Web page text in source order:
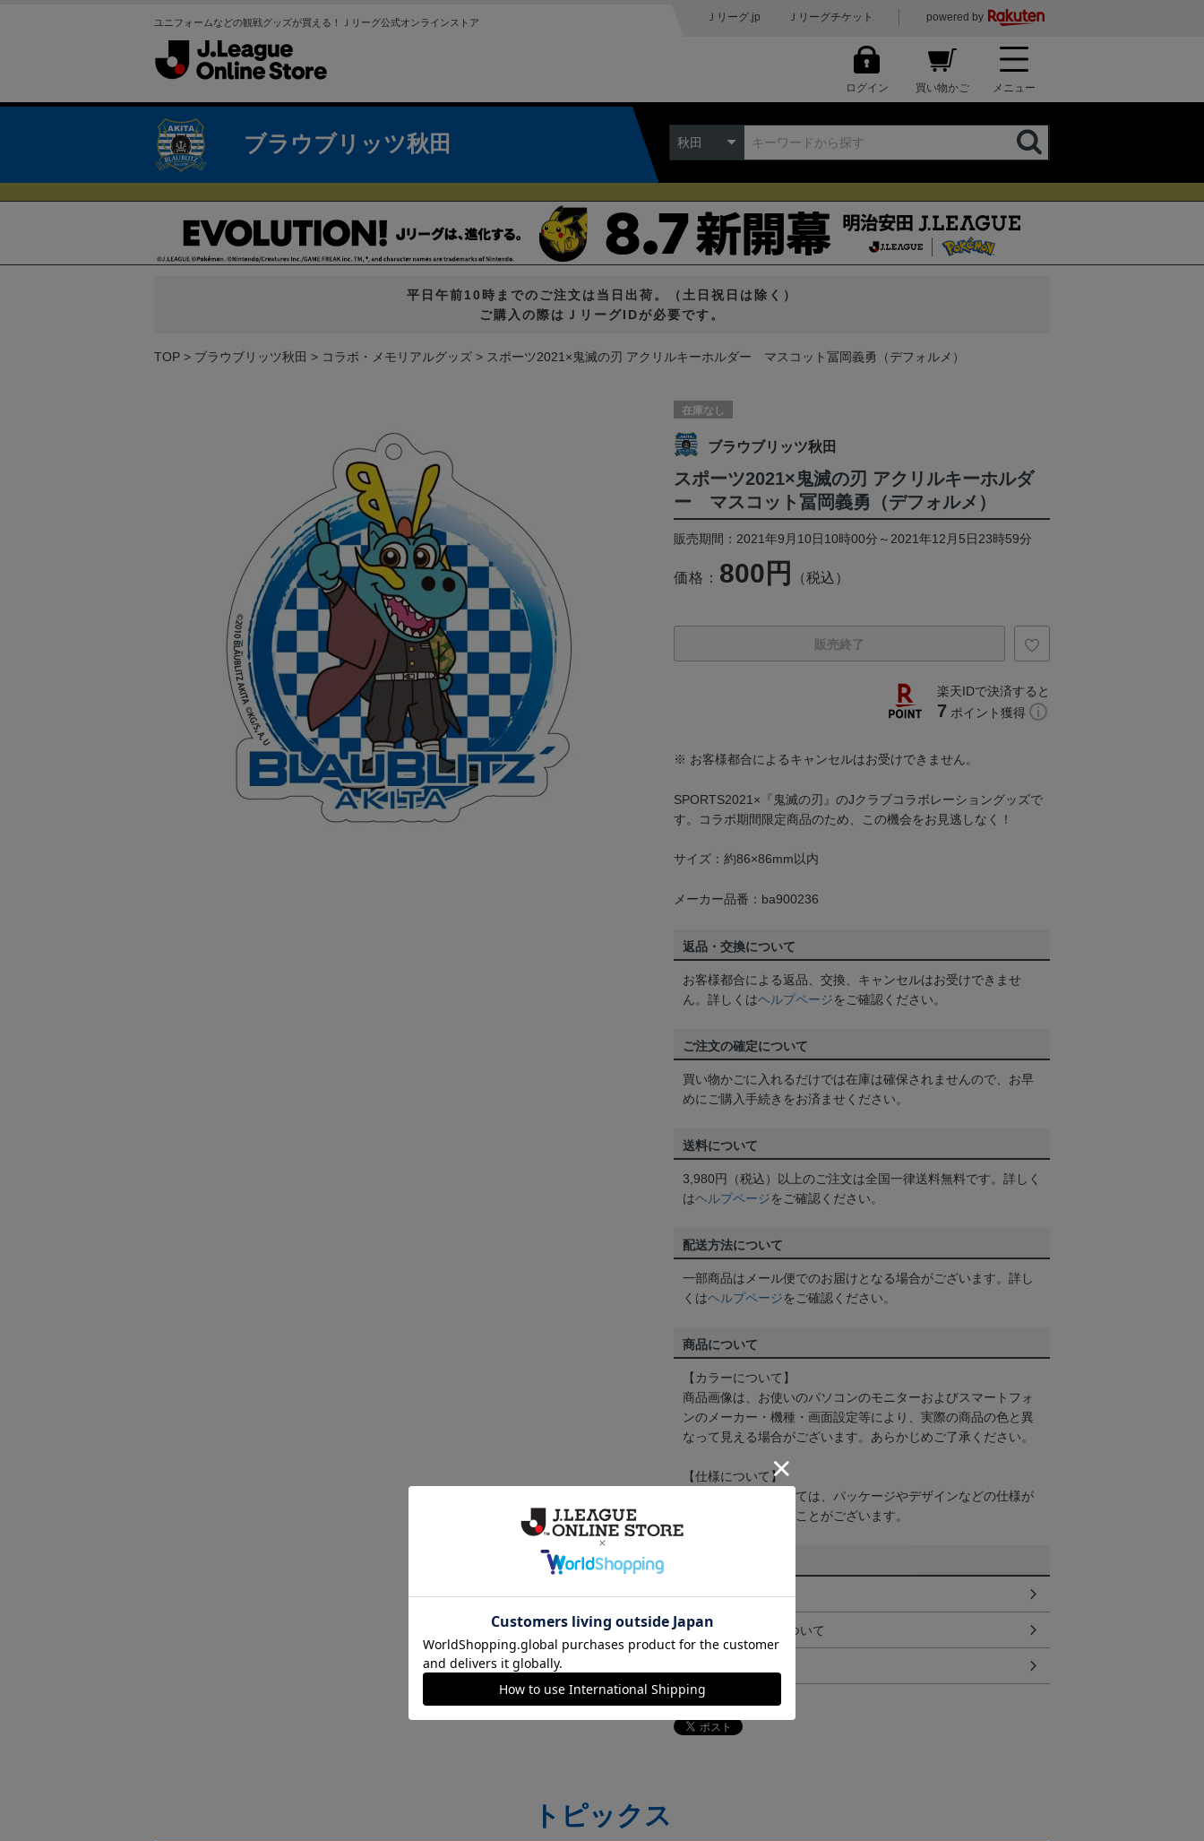
ユニフォームなどの観戦グッズが買える！Ｊリーグ公式オンラインストア Ｊリーグ.jp Ｊリーグチケット powered by
ログイン 買い物かご メニュー
ブラウブリッツ秋田 秋田
平日午前10時までのご注文は当日出荷。（土日祝日は除く）
ご購入の際はＪリーグIDが必要です。
TOP ブラウブリッツ秋田 コラボ・メモリアルグッズ スポーツ2021×鬼滅の刃 アクリルキーホルダー マスコット冨岡義勇（デフォルメ）
在庫なし
ブラウブリッツ秋田
スポーツ2021×鬼滅の刃 アクリルキーホルダ
ー マスコット冨岡義勇（デフォルメ）
販売期間：2021年9月10日10時00分～2021年12月5日23時59分
価格： 800円 （税込）
販売終了
楽天IDで決済すると
7 ポイント獲得
※ お客様都合によるキャンセルはお受けできません。
SPORTS2021×『鬼滅の刃』のJクラブコラボレーショングッズで
す。コラボ期間限定商品のため、この機会をお見逃しなく！
サイズ：約86×86mm以内
メーカー品番：ba900236
返品・交換について
お客様都合による返品、交換、キャンセルはお受けできませ
ん。詳しくはヘルプページをご確認ください。
ご注文の確定について
買い物かごに入れるだけでは在庫は確保されませんので、お早
めにご購入手続きをお済ませください。
送料について
3,980円（税込）以上のご注文は全国一律送料無料です。詳しく
はヘルプページをご確認ください。
配送方法について
一部商品はメール便でのお届けとなる場合がございます。詳し
くはヘルプページをご確認ください。
商品について
【カラーについて】
商品画像は、お使いのパソコンのモニターおよびスマートフォ
ンのメーカー・機種・画面設定等により、実際の商品の色と異
なって見える場合がございます。あらかじめご了承ください。
【仕様について】
取り扱い商品によっては、パッケージやデザインなどの仕様が
予告なく変更になることがございます。
決済について
ギフト対応について
トピックス